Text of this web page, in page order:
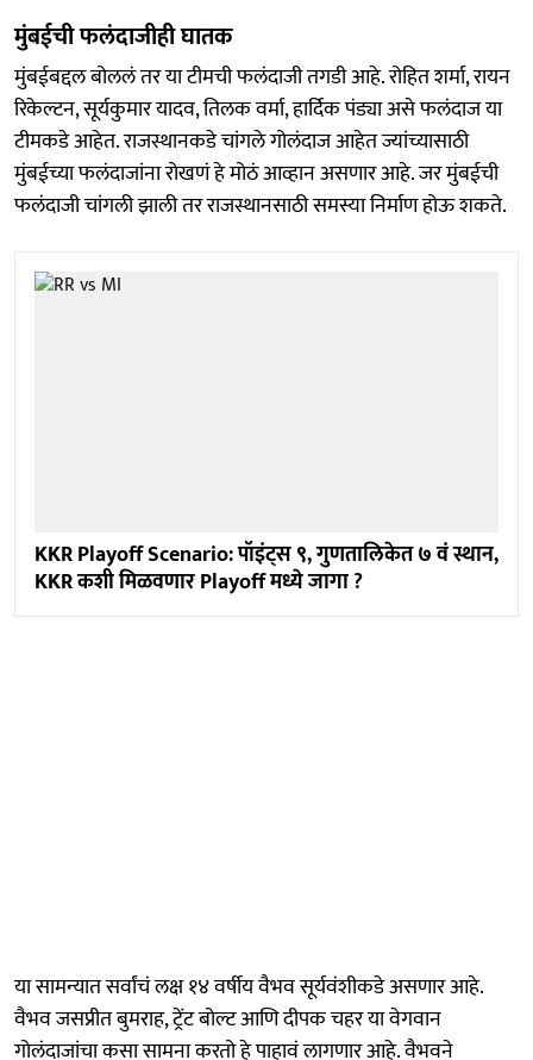
मुंबईची फलंदाजीही घातक
मुंबईबद्दल बोललं तर या टीमची फलंदाजी तगडी आहे. रोहित शर्मा, रायन
रिकेल्टन, सूर्यकुमार यादव, तिलक वर्मा, हार्दिक पंड्या असे फलंदाज या
टीमकडे आहेत. राजस्थानकडे चांगले गोलंदाज आहेत ज्यांच्यासाठी
मुंबईच्या फलंदाजांना रोखणं हे मोठं आव्हान असणार आहे. जर मुंबईची
फलंदाजी चांगली झाली तर राजस्थानसाठी समस्या निर्माण होऊ शकते.
KKR Playoff Scenario: पॉइंट्स ९, गुणतालिकेत ७ वं स्थान,
KKR कशी मिळवणार Playoff मध्ये जागा ?
या सामन्यात सर्वांचं लक्ष १४ वर्षीय वैभव सूर्यवंशीकडे असणार आहे.
वैभव जसप्रीत बुमराह, ट्रेंट बोल्ट आणि दीपक चहर या वेगवान
गोलंदाजांचा कसा सामना करतो हे पाहावं लागणार आहे. वैभवने